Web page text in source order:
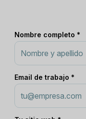
Nombre completo *
Email de trabajo *